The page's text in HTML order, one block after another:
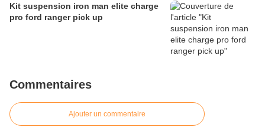
Kit suspension iron man elite charge
pro ford ranger pick up
Commentaires
Ajouter un commentaire